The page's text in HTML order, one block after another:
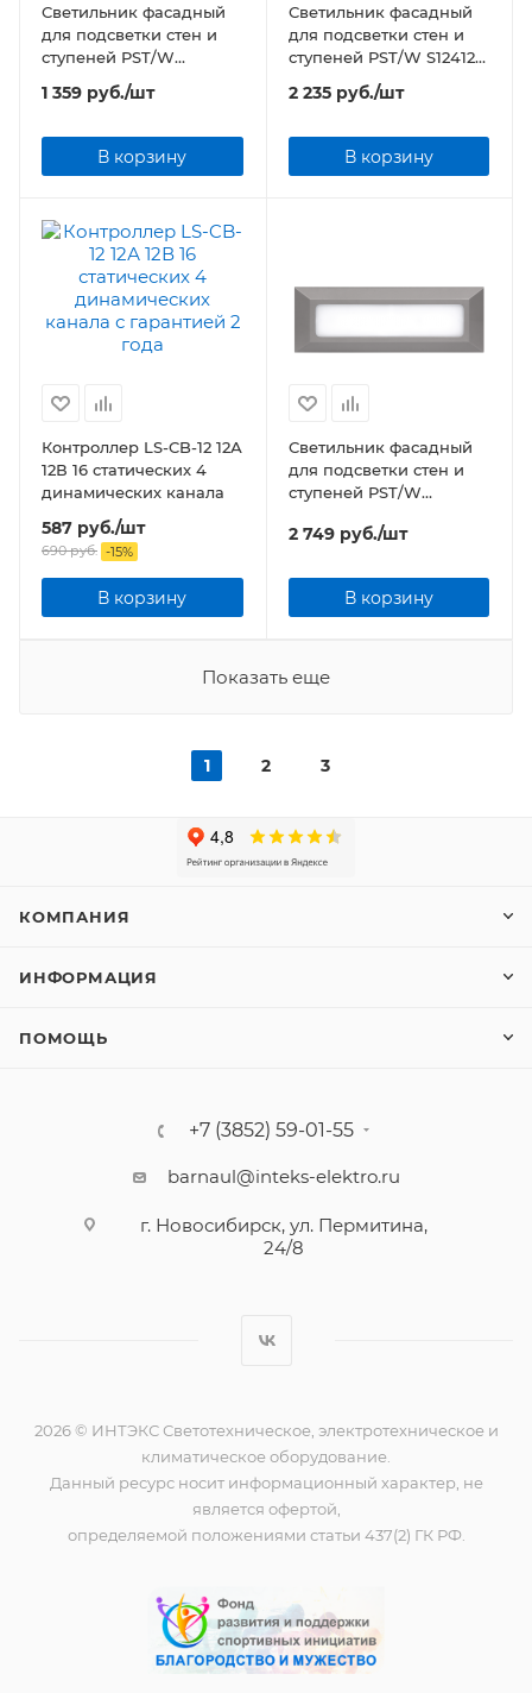
Светильник фасадный
для подсветки стен и
ступеней PST/W
S120090 2w 4000K
White IP44 Jazzway
1 359 руб./шт
В корзину
Светильник фасадный
для подсветки стен и
ступеней PST/W S124124
2w 4000K GREY IP65
Jazzway
2 235руб./шт
В корзину
Контроллер LS-CB-12 12А
12В 16 статических 4
динамических канала
587 руб./шт
690руб. -15%
В корзину
Светильник фасадный
для подсветки стен и
ступеней PST/W
IP65 Jazzway
2 749руб./шт
В корзину
Показать еще
1 2 3
КОМПАНИЯ
ИНФОРМАЦИЯ
ПОМОЩЬ
+7 (3852) 59-01-55
barnaul@inteks-elektro.ru
г. Новосибирск, ул. Пермитина,
24/8
2026 © ИНТЭКС Светотехническое, электротехническое и
климатическое оборудование.
Данный ресурс носит информационный характер, не
является офертой,
определяемой положениями статьи 437(2) ГК РФ.